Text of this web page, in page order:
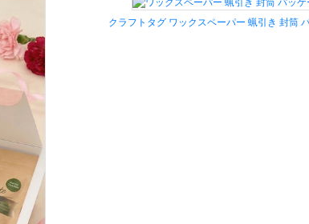
クラフトタグ ワックスペーパー 蝋引き 封筒